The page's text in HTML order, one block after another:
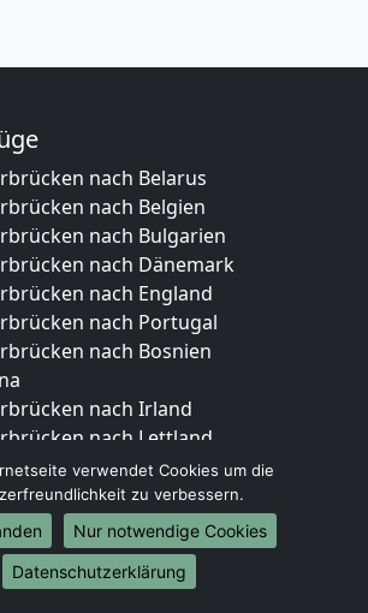
nach Belarus
nach Belgien
nach Bulgarien
nach Dänemark
nach England
nach Portugal
nach Bosnien
nach Irland
nach Lettland
nach Zypern
nach Kroatien
nach Estland
nach Finnland
nach Frankreich
verwendet Cookies um die
zu verbessern.
Nur notwendige Cookies
Datenschutzerklärung